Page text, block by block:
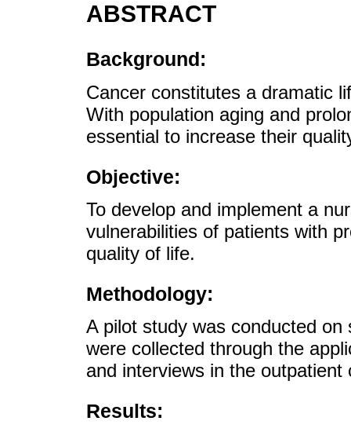
ABSTRACT
Background:
Cancer constitutes a dramatic
With population aging and
essential to increase their
Objective:
To develop and implement a
vulnerabilities of patients with
quality of life.
Methodology:
A pilot study was conducted
were collected through the
and interviews in the
Results: